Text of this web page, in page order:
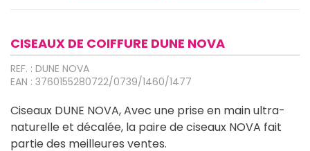
CISEAUX DE COIFFURE DUNE NOVA
REF. : DUNE NOVA
EAN : 3760155280722/0739/1460/1477
Ciseaux DUNE NOVA, Avec une prise en main ultra-
naturelle et décalée, la paire de ciseaux NOVA fait
partie des meilleures ventes.